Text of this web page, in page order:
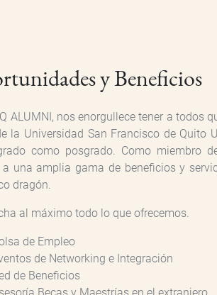
y Beneficios
ALUMNI, nos enorgullece tener a todos
la Universidad San Francisco de Quito
como posgrado. Como miembro
a una amplia gama de beneficios y
dragón.
al máximo todo lo que ofrecemos.
de Empleo
de Networking e Integración
de Beneficios